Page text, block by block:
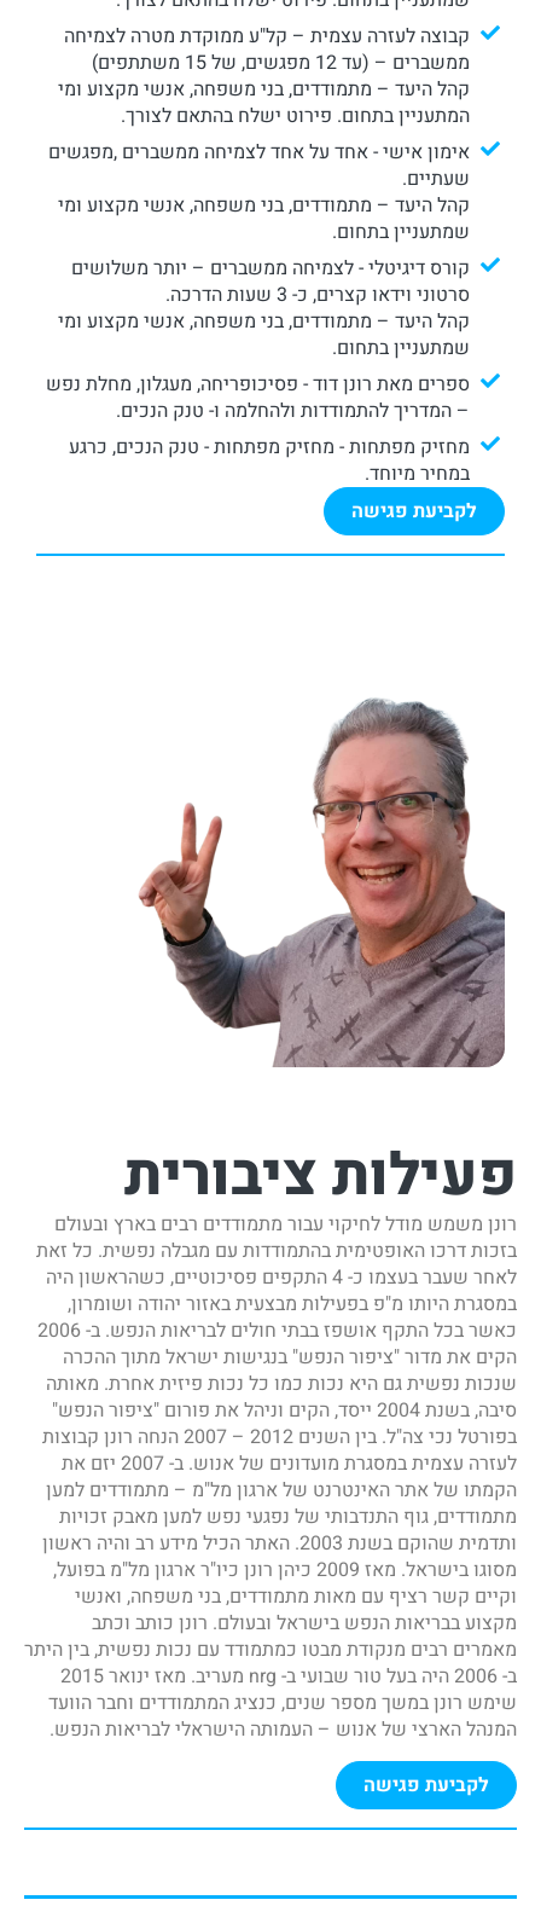
קבוצה לעזרה עצמית – קל"ע ממוקדת מטרה לצמיחה
ממשברים – (עד 12 מפגשים, של 15 משתתפים)
קהל היעד – מתמודדים, בני משפחה, אנשי מקצוע ומי
המתעניין בתחום. פירוט ישלח בהתאם לצורך.
אימון אישי - אחד על אחד לצמיחה ממשברים ,מפגשים
שעתיים.
קהל היעד – מתמודדים, בני משפחה, אנשי מקצוע ומי
שמתעניין בתחום.
קורס דיגיטלי - לצמיחה ממשברים – יותר משלושים
סרטוני וידאו קצרים, כ- 3 שעות הדרכה.
קהל היעד – מתמודדים, בני משפחה, אנשי מקצוע ומי
שמתעניין בתחום.
ספרים מאת רונן דוד - פסיכופריחה, מעגלון, מחלת נפש
– המדריך להתמודדות ולהחלמה ו- טנק הנכים.
מחזיק מפתחות - מחזיק מפתחות - טנק הנכים, כרגע
במחיר מיוחד.
לקביעת פגישה
פעילות ציבורית
רונן משמש מודל לחיקוי עבור מתמודדים רבים בארץ ובעולם
בזכות דרכו האופטימית בהתמודדות עם מגבלה נפשית. כל זאת
לאחר שעבר בעצמו כ- 4 התקפים פסיכוטיים, כשהראשון היה
במסגרת היותו מ"פ בפעילות מבצעית באזור יהודה ושומרון,
כאשר בכל התקף אושפז בבתי חולים לבריאות הנפש. ב- 2006
הקים את מדור "ציפור הנפש" בנגישות ישראל מתוך ההכרה
שנכות נפשית גם היא נכות כמו כל נכות פיזית אחרת. מאותה
סיבה, בשנת 2004 ייסד, הקים וניהל את פורום "ציפור הנפש"
בפורטל נכי צה"ל. בין השנים 2012 – 2007 הנחה רונן קבוצות
לעזרה עצמית במסגרת מועדונים של אנוש. ב- 2007 יזם את
הקמתו של אתר האינטרנט של ארגון מל"מ – מתמודדים למען
מתמודדים, גוף התנדבותי של נפגעי נפש למען מאבק זכויות
ותדמית שהוקם בשנת 2003. האתר הכיל מידע רב והיה ראשון
מסוגו בישראל. מאז 2009 כיהן רונן כיו"ר ארגון מל"מ בפועל,
וקיים קשר רציף עם מאות מתמודדים, בני משפחה, ואנשי
מקצוע בבריאות הנפש בישראל ובעולם. רונן כותב וכתב
מאמרים רבים מנקודת מבטו כמתמודד עם נכות נפשית, בין היתר
ב- 2006 היה בעל טור שבועי ב- nrg מעריב. מאז ינואר 2015
שימש רונן במשך מספר שנים, כנציג המתמודדים וחבר הוועד
המנהל הארצי של אנוש – העמותה הישראלי לבריאות הנפש.
לקביעת פגישה